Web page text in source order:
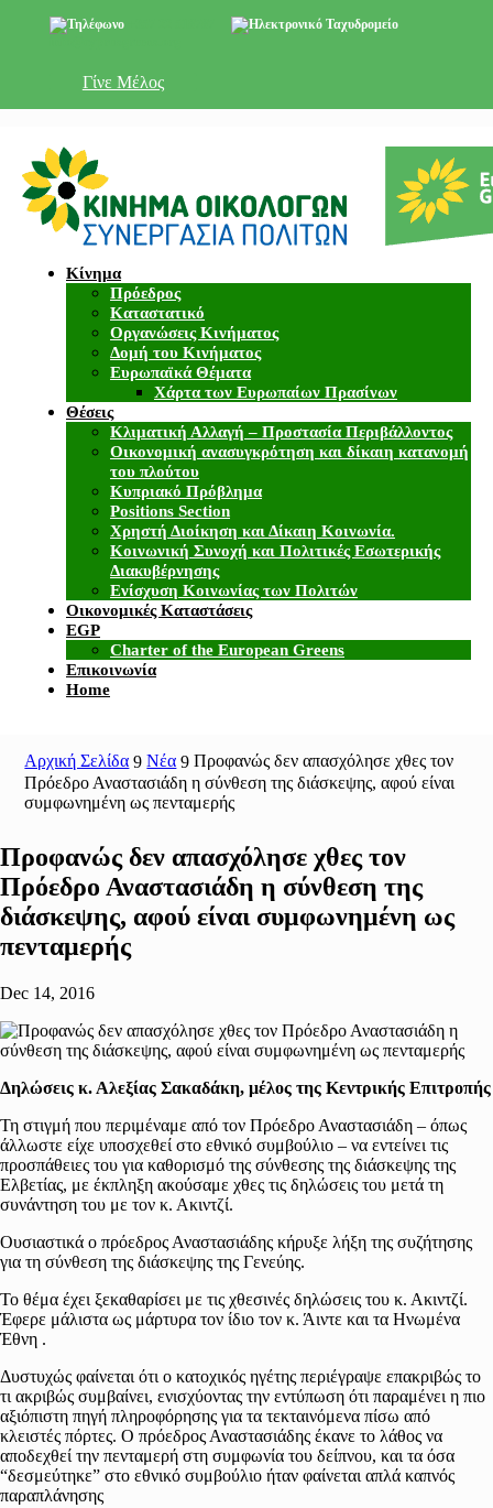
Γίνε Μέλος
Κίνημα
Πρόεδρος
Καταστατικό
Οργανώσεις Κινήματος
Δομή του Κινήματος
Ευρωπαϊκά Θέματα
Χάρτα των Ευρωπαίων Πρασίνων
Θέσεις
Κλιματική Αλλαγή – Προστασία Περιβάλλοντος
Οικονομική ανασυγκρότηση και δίκαιη κατανομή
του πλούτου
Κυπριακό Πρόβλημα
Positions Section
Χρηστή Διοίκηση και Δίκαιη Κοινωνία.
Κοινωνική Συνοχή και Πολιτικές Εσωτερικής
Διακυβέρνησης
Ενίσχυση Κοινωνίας των Πολιτών
Οικονομικές Καταστάσεις
EGP
Charter of the European Greens
Επικοινωνία
Home
Αρχική Σελίδα 9 Νέα 9 Προφανώς δεν απασχόλησε χθες τον
Πρόεδρο Αναστασιάδη η σύνθεση της διάσκεψης, αφού είναι
συμφωνημένη ως πενταμερής
Προφανώς δεν απασχόλησε χθες τον
Πρόεδρο Αναστασιάδη η σύνθεση της
διάσκεψης, αφού είναι συμφωνημένη ως
πενταμερής
Dec 14, 2016
Δηλώσεις κ. Αλεξίας Σακαδάκη, μέλος της Κεντρικής Επιτροπής
Τη στιγμή που περιμέναμε από τον Πρόεδρο Αναστασιάδη – όπως
άλλωστε είχε υποσχεθεί στο εθνικό συμβούλιο – να εντείνει τις
προσπάθειες του για καθορισμό της σύνθεσης της διάσκεψης της
Ελβετίας, με έκπληξη ακούσαμε χθες τις δηλώσεις του μετά τη
συνάντηση του με τον κ. Ακιντζί.
Ουσιαστικά ο πρόεδρος Αναστασιάδης κήρυξε λήξη της συζήτησης
για τη σύνθεση της διάσκεψης της Γενεύης.
Το θέμα έχει ξεκαθαρίσει με τις χθεσινές δηλώσεις του κ. Ακιντζί.
Έφερε μάλιστα ως μάρτυρα τον ίδιο τον κ. Άιντε και τα Ηνωμένα
Έθνη .
Δυστυχώς φαίνεται ότι ο κατοχικός ηγέτης περιέγραψε επακριβώς το
τι ακριβώς συμβαίνει, ενισχύοντας την εντύπωση ότι παραμένει η πιο
αξιόπιστη πηγή πληροφόρησης για τα τεκταινόμενα πίσω από
κλειστές πόρτες. Ο πρόεδρος Αναστασιάδης έκανε το λάθος να
αποδεχθεί την πενταμερή στη συμφωνία του δείπνου, και τα όσα
“δεσμεύτηκε” στο εθνικό συμβούλιο ήταν φαίνεται απλά καπνός
παραπλάνησης